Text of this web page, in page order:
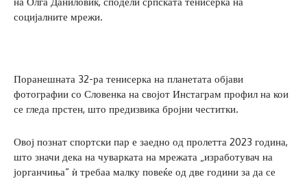
социјалните мрежи.
Поранешната 32-ра тенисерка на планетата објави
фотографии со Словенка на својот Инстаграм профил на кои
се гледа прстен, што предизвика бројни честитки.
Овој познат спортски пар е заедно од пролетта 2023 година,
што значи дека на чуварката на мрежата „изработувач на
јорганчиња“ ѝ требаа малку повеќе од две години за да се